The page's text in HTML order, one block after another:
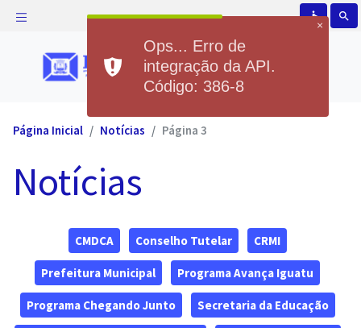
accessible search
Página Inicial Notícias Página 3
Notícias
CMDCA Conselho Tutelar CRMI
Prefeitura Municipal Programa Avança Iguatu
Programa Chegando Junto Secretaria da Educação
×
Ops... Erro de
integração da API.
Código: 386-8